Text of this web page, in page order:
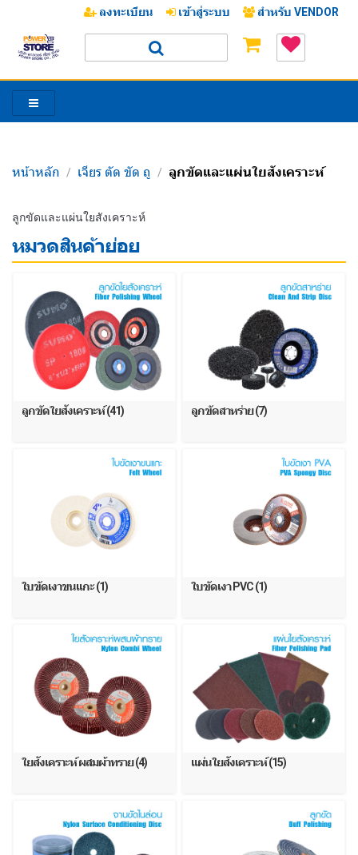
ลงทะเบียน เข้าสู่ระบบ สำหรับ VENDOR
หน้าหลัก / เจียร ตัด ขัด ถู / ลูกขัดและแผ่นใยสังเคราะห์
ลูกขัดและแผ่นใยสังเคราะห์
หมวดสินค้าย่อย
ลูกขัดใยสังเคราะห์ (41) ลูกขัดสาหร่าย (7)
ใบขัดเงาขนแกะ (1) ใบขัดเงา PVC (1)
ใยสังเคราะห์ ผสมผ้าทราย (4) แผ่นใยสังเคราะห์ (15)